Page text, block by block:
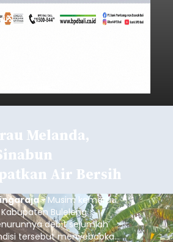
Melanda,
Air Bersih
-Musim kemarau
Buleleng
debit sejumlah
tersebut menyebabkan